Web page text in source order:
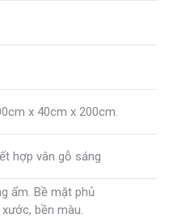
x 40cm x 200cm.
hợp vân gỗ sáng
ẩm. Bề mặt phủ
bền màu.